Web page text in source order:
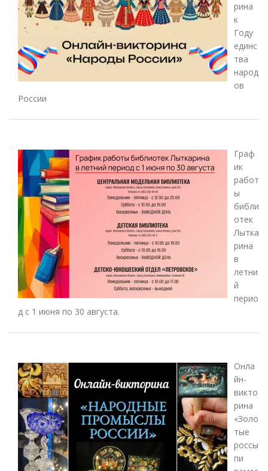
рина
к
Году
единс
тва
народ
ов
России
Граф
ик
работ
ы
библи
отек
Лытка
рина
в
летни
й
перио
д с 1 июня по 30 августа.
Онла
йн-
викто
рина
«Золо
тые
россы
пи